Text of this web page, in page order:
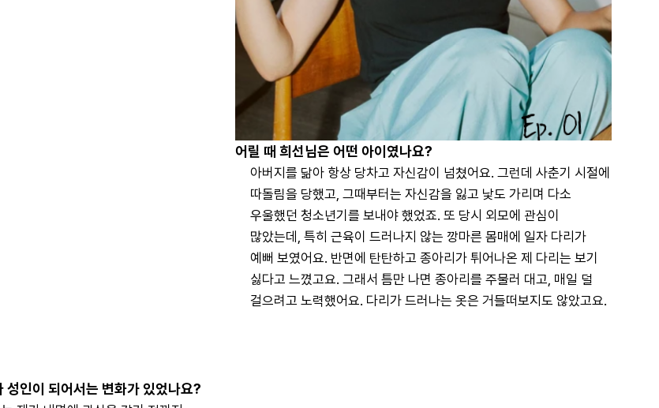
Ep. 01
어릴 때 희선님은 어떤 아이였나요?
아버지를 닮아 항상 당차고 자신감이 넘쳤어요. 그런데 사춘기 시절에
따돌림을 당했고, 그때부터는 자신감을 잃고 낯도 가리며 다소
우울했던 청소년기를 보내야 했었죠. 또 당시 외모에 관심이
많았는데, 특히 근육이 드러나지 않는 깡마른 몸매에 일자 다리가
예뻐 보였어요. 반면에 탄탄하고 종아리가 튀어나온 제 다리는 보기
싫다고 느꼈고요. 그래서 틈만 나면 종아리를 주물러 대고, 매일 덜
걸으려고 노력했어요. 다리가 드러나는 옷은 거들떠보지도 않았고요.
성인이 되어서는 변화가 있었나요?